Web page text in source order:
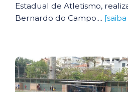
Estadual de Atletismo,
Bernardo do Campo....